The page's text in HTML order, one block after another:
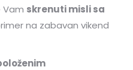
skrenuti misli sa
na zabavan vikend